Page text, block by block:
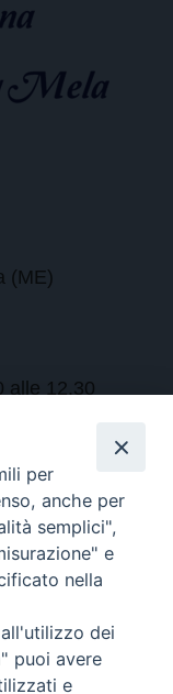
(ME)
alle 12.30
per
anche per
semplici",
e
nella
dei
puoi avere
e